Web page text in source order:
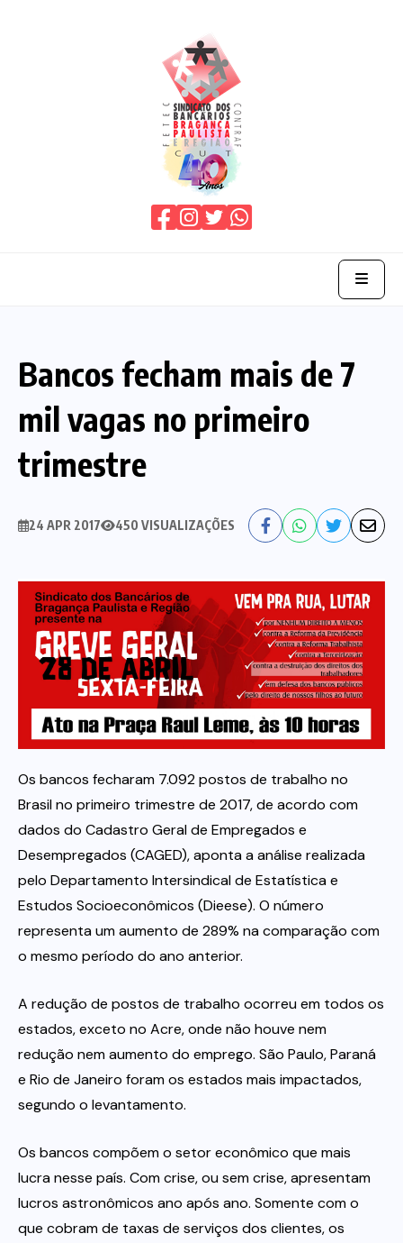
O Sindicato
Nossa História
Diretoria
CEF
Santander
Banco do Brasil
BMB
Itau
Financeiras e Cooperativas
Comunicação
Convênios
Folha d@s Bancári@s
Galerias de Fotos
Videos
Sindicalize!
Webmail
Bancos fecham mais de 7
mil vagas no primeiro
trimestre
24 APR 2017 450 VISUALIZAÇÕES
Os bancos fecharam 7.092 postos de trabalho no
Brasil no primeiro trimestre de 2017, de acordo com
dados do Cadastro Geral de Empregados e
Desempregados (CAGED), aponta a análise realizada
pelo Departamento Intersindical de Estatística e
Estudos Socioeconômicos (Dieese). O número
representa um aumento de 289% na comparação com
o mesmo período do ano anterior.
A redução de postos de trabalho ocorreu em todos os
estados, exceto no Acre, onde não houve nem
redução nem aumento do emprego. São Paulo, Paraná
e Rio de Janeiro foram os estados mais impactados,
segundo o levantamento.
Os bancos compõem o setor econômico que mais
lucra nesse país. Com crise, ou sem crise, apresentam
lucros astronômicos ano após ano. Somente com o
que cobram de taxas de serviços dos clientes, os